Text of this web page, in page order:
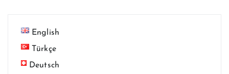
English
Türkçe
Deutsch